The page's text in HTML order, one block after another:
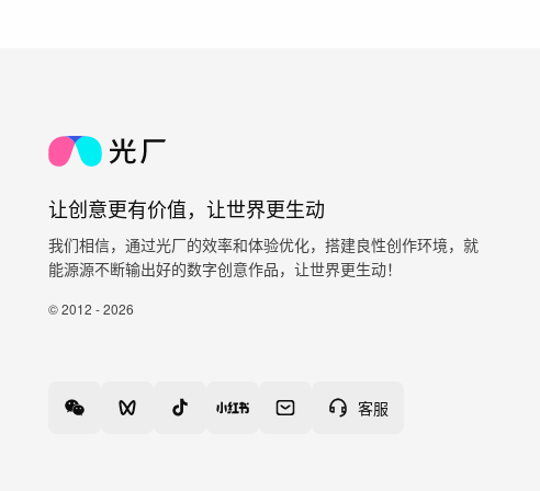
让创意更有价值，让世界更生动
我们相信，通过光厂的效率和体验优化，搭建良性创作环境，就
能源源不断输出好的数字创意作品，让世界更生动！
© 2012 - 2026
客服